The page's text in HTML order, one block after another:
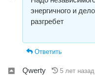
энергичного и
разгребет
Ответить
Qwerty 5 лет назад